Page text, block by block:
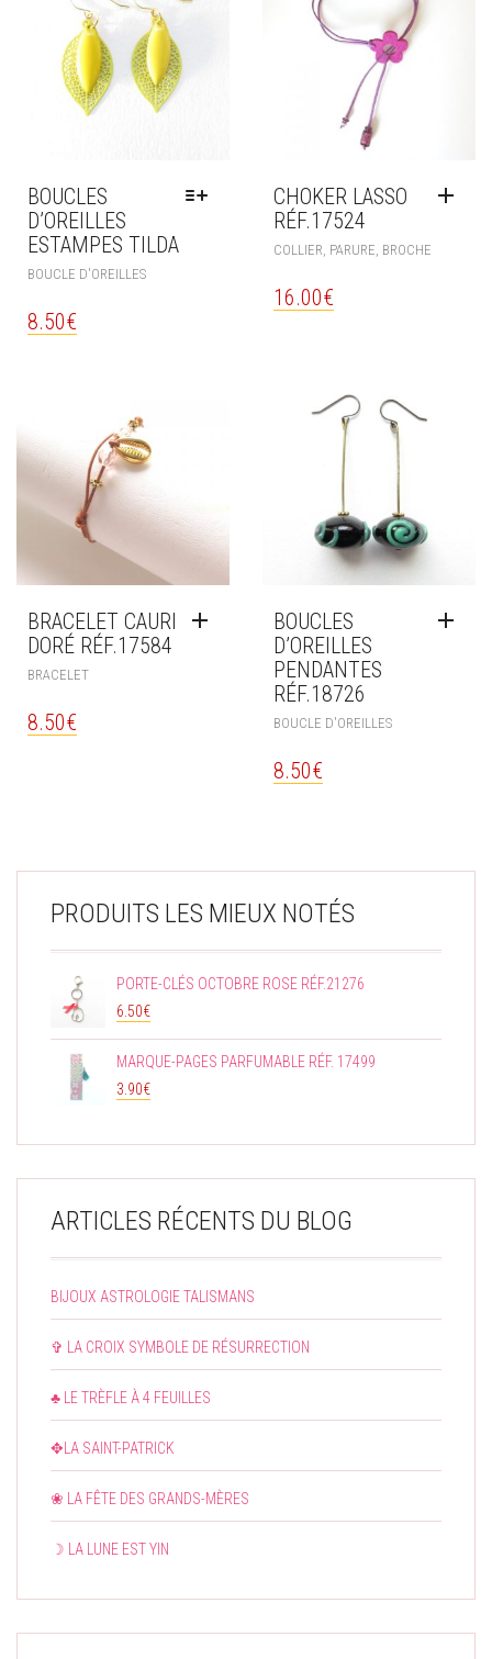
BOUCLES
D’OREILLES
ESTAMPES TILDA
BOUCLE D'OREILLESCE
ÊTRE
CHOISIES
PAGE
PRODUIT
8.50€
CHOKER LASSO
RÉF.17524
COLLIER, PARURE, BROCHE
16.00€
BRACELET CAURI
DORÉ RÉF.17584
BRACELET
8.50€
BOUCLES
D’OREILLES
PENDANTES
RÉF.18726
BOUCLE D'OREILLES
8.50€
PRODUITS LES MIEUX NOTÉS
PORTE-CLÉS OCTOBRE ROSE RÉF.21276
6.50€
MARQUE-PAGES PARFUMABLE RÉF. 17499
3.90€
ARTICLES RÉCENTS DU BLOG
BIJOUX ASTROLOGIE TALISMANS
✞ LA CROIX SYMBOLE DE RÉSURRECTION
♣ LE TRÈFLE À 4 FEUILLES
✥LA SAINT-PATRICK
❀ LA FÊTE DES GRANDS-MÈRES
☽ LA LUNE EST YIN